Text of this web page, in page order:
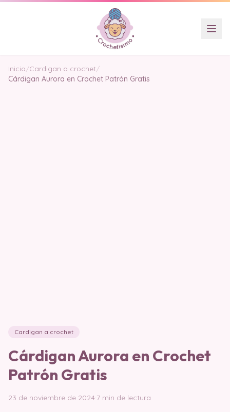
Inicio/Cardigan a crochet/
Cárdigan Aurora en Crochet Patrón Gratis
Cardigan a crochet
Cárdigan Aurora en Crochet
Patrón Gratis
23 de noviembre de 2024·7 min de lectura